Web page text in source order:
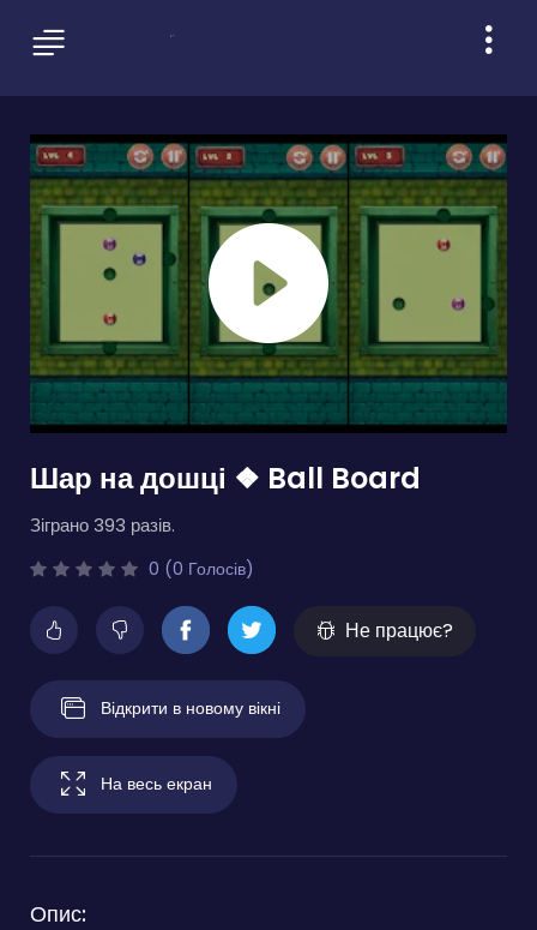
Шар на дошці ❖ Ball Board
Зіграно 393 разів.
0 (0 Голосів)
Не працює?
Відкрити в новому вікні
На весь екран
Опис: